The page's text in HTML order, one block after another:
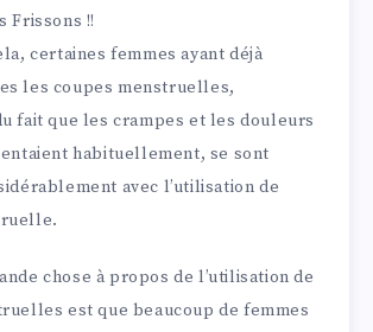
Frissons !!
certaines femmes ayant déjà
les coupes menstruelles,
fait que les crampes et les douleurs
habituellement, se sont
avec l’utilisation de
chose à propos de l’utilisation de
est que beaucoup de femmes